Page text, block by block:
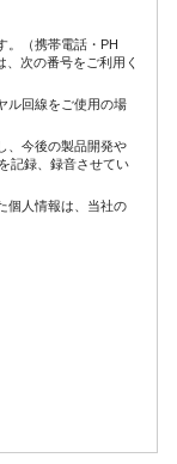
。（携帯電話・PH
次の番号をご利用く
ル回線をご使用の場
、今後の製品開発や
記録、録音させてい
個人情報は、当社の